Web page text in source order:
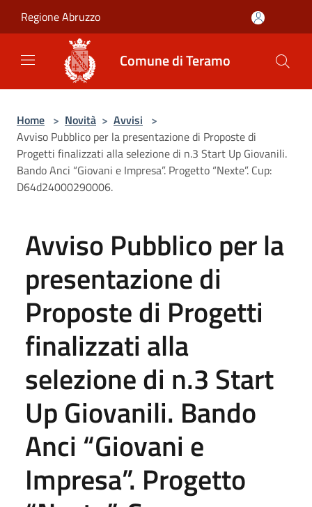
Regione Abruzzo
Comune di Teramo
Home > Novità > Avvisi >
Avviso Pubblico per la presentazione di Proposte di
Progetti finalizzati alla selezione di n.3 Start Up Giovanili.
Bando Anci “Giovani e Impresa”. Progetto “Nexte”. Cup:
D64d24000290006.
Avviso Pubblico per la
presentazione di
Proposte di Progetti
finalizzati alla
selezione di n.3 Start
Up Giovanili. Bando
Anci “Giovani e
Impresa”. Progetto